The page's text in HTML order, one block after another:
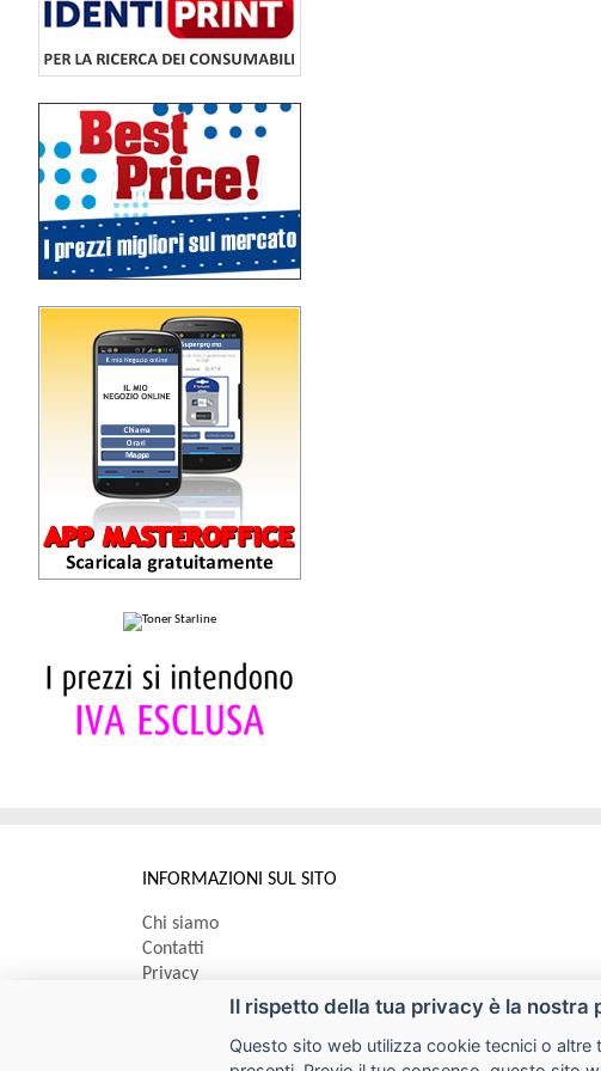
INFORMAZIONI SUL SITO
Chi siamo
Contatti
Privacy
Informativa uso cookie
Impostazioni cookie
Il rispetto della tua privacy è la nostra
Questo sito web utilizza cookie tecnici o